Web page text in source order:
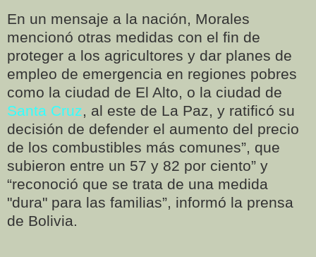
En un mensaje a la nación, Morales
mencionó otras medidas con el fin de
proteger a los agricultores y dar planes de
empleo de emergencia en regiones pobres
como la ciudad de El Alto, o la ciudad de
Santa Cruz, al este de La Paz, y ratificó su
decisión de defender el aumento del precio
de los combustibles más comunes”, que
subieron entre un 57 y 82 por ciento” y
“reconoció que se trata de una medida
"dura" para las familias”, informó la prensa
de Bolivia.